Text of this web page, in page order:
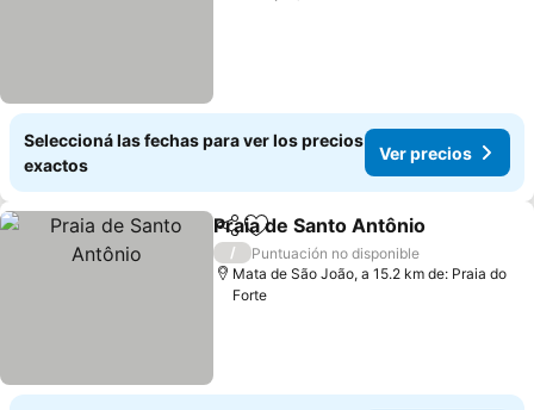
Seleccioná las fechas para ver los precios
exactos
Ver precios
CompartirAñadir a favoritos
Praia de Santo Antônio
/
Puntuación no disponible
Mata de São João, a 15.2 km de: Praia do
Forte